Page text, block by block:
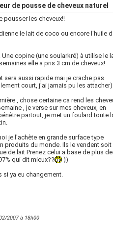
de pousse de cheveux naturel
pousser les cheveux!!
le lait de coco ou encore l'huile
copine (une soularkré) à utilise le
elle a pris 3 cm de cheveux!
aussi rapide mai je crache pas
court, j'ai jamais pu les attacher)
, chose certaine ca rend les
, je verse sur mes cheveux, en
partout, je met un foulard toute
je l'achète en grande surface type
produits du monde. Ils le vendent soit
de lait Prenez celui a base de plus
qui dit mieux??
))
si ya eu changement.
2007 à 18h00